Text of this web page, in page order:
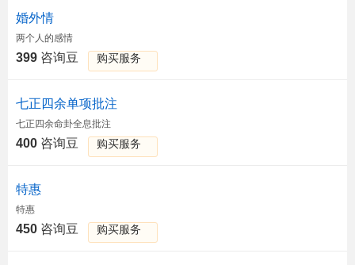
婚外情
两个人的感情
399 咨询豆 购买服务
七正四余单项批注
七正四余命卦全息批注
400 咨询豆 购买服务
特惠
特惠
450 咨询豆 购买服务